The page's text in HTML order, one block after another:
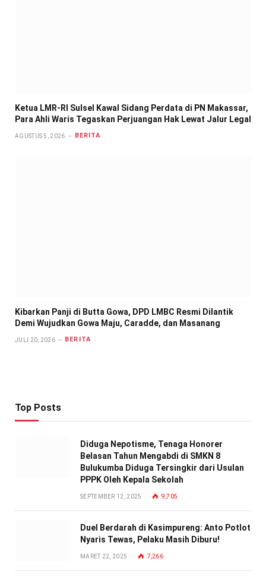
Ketua LMR-RI Sulsel Kawal Sidang Perdata di PN Makassar,
Para Ahli Waris Tegaskan Perjuangan Hak Lewat Jalur Legal
AGUSTUS 5, 2026 BERITA
Kibarkan Panji di Butta Gowa, DPD LMBC Resmi Dilantik
Demi Wujudkan Gowa Maju, Caradde, dan Masanang
JULI 20, 2026 BERITA
Top Posts
Diduga Nepotisme, Tenaga Honorer
Belasan Tahun Mengabdi di SMKN 8
Bulukumba Diduga Tersingkir dari Usulan
PPPK Oleh Kepala Sekolah
SEPTEMBER 12, 2025 9,705
Duel Berdarah di Kasimpureng: Anto Potlot
Nyaris Tewas, Pelaku Masih Diburu!
MARET 22, 2025 7,266